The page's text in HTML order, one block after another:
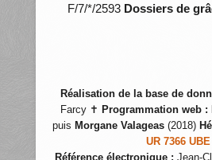
F/7/*/2593 Dossiers de
Réalisation de la base de
Farcy ✝ Programmation web :
puis Morgane Valageas (2018)
UR 7366 UBE
Référence électronique : Jean-